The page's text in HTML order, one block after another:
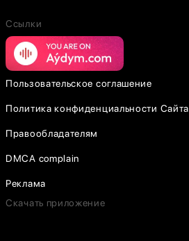
Ссылки
Пользовательское соглашение
Политика конфиденциальности Сайта
Правообладателям
DMCA complain
Реклама
Скачать приложение